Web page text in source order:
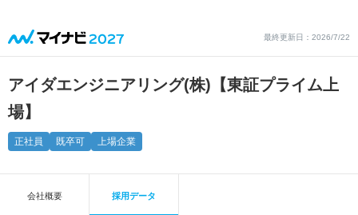
最終更新日：2026/7/22
アイダエンジニアリング(株)【東証プライム上
場】
正社員 既卒可 上場企業
会社概要 採用データ